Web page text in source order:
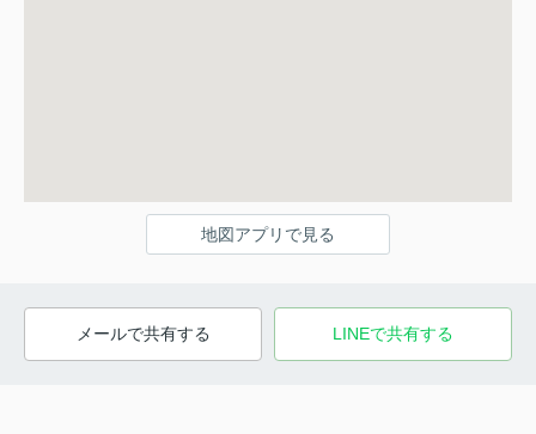
地図アプリで見る
メールで共有する LINEで共有する